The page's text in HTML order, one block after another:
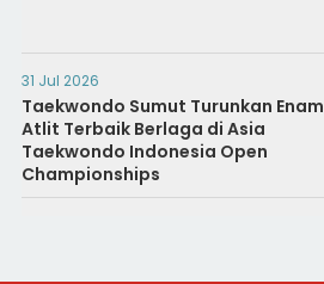
31 Jul 2026
Taekwondo Sumut Turunkan Enam
Atlit Terbaik Berlaga di Asia
Taekwondo Indonesia Open
Championships